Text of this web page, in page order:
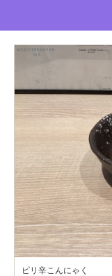
ピリ辛こんにゃく